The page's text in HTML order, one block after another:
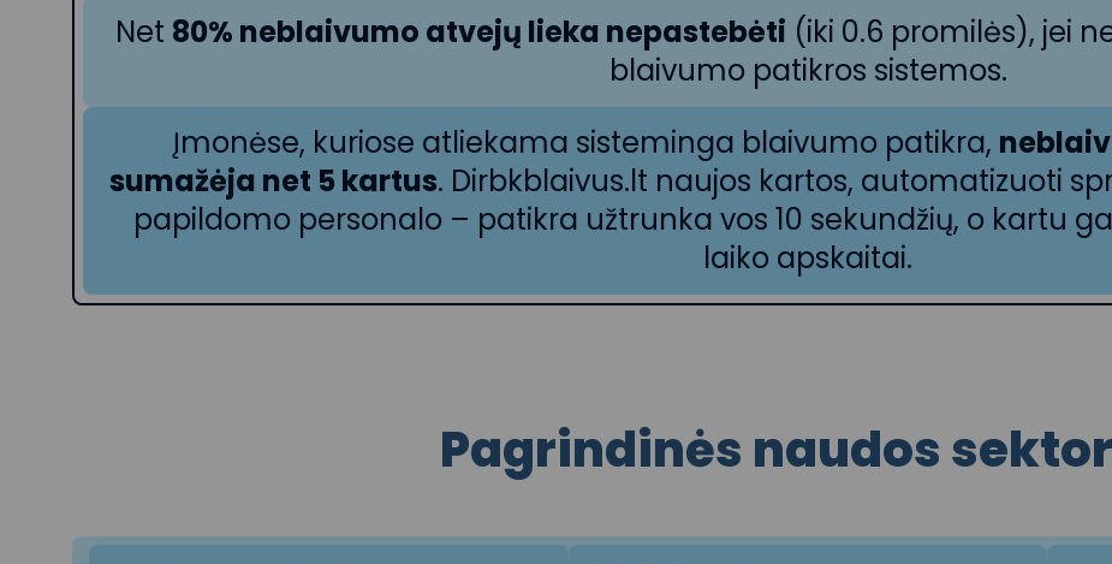
Net 80% neblaivumo atvejų lieka nepastebėti (iki 0.6 promilės), jei
blaivumo patikros sistemos.
Įmonėse, kuriose atliekama sisteminga blaivumo patikra,
sumažėja net 5 kartus. Dirbkblaivus.lt naujos kartos, automatizuoti
papildomo personalo – patikra užtrunka vos 10 sekundžių, o kartu
laiko apskaitai.
Pagrindinės naudos